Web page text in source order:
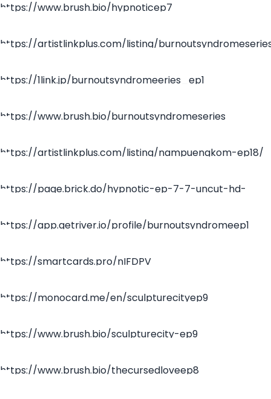
https://www.brush.bio/hypnoticep7
https://artistlinkplus.com/listing/
https://1link.jp/burnoutsyndromeeries_ep1
https://www.brush.bio/burnoutsyndromeseries
https://artistlinkplus.com/listing/nampuengkom-ep18/
https://page.brick.do/hypnotic-ep-7-7-uncut-hd-
https://app.getriver.io/profile/burnoutsyndromeep1
https://smartcards.pro/nIFDPV
https://monocard.me/en/sculpturecityep9
https://www.brush.bio/sculpturecity-ep9
https://www.brush.bio/thecursedloveep8